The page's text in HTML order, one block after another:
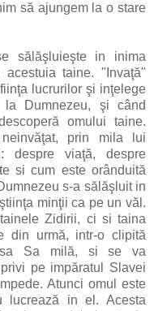
să ajungem la o stare
sălăşluieşte in inima
taine. "Invaţă"
lucrurilor şi inţelege
la Dumnezeu, şi când
omului taine.
prin mila lui
despre viaţă, despre
si cum este orânduită
s-a sălăşluit in
minţii ca pe un văl.
Zidirii, ci si taina
din urmă, intr-o clipită
Sa milă, si se va
pe impăratul Slavei
Atunci omul este
lucrează in el. Acesta